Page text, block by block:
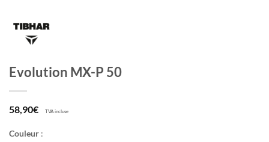
Evolution MX-P 50
58,90€ TVA incluse
Couleur :